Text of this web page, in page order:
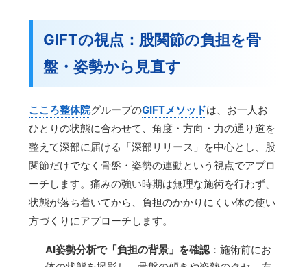
GIFTの視点：股関節の負担を骨
盤・姿勢から見直す
こころ整体院グループのGIFTメソッドは、お一人お
ひとりの状態に合わせて、角度・方向・力の通り道を
整えて深部に届ける「深部リリース」を中心とし、股
関節だけでなく骨盤・姿勢の連動という視点でアプロ
ーチします。痛みの強い時期は無理な施術を行わず、
状態が落ち着いてから、負担のかかりにくい体の使い
方づくりにアプローチします。
AI姿勢分析で「負担の背景」を確認：施術前にお